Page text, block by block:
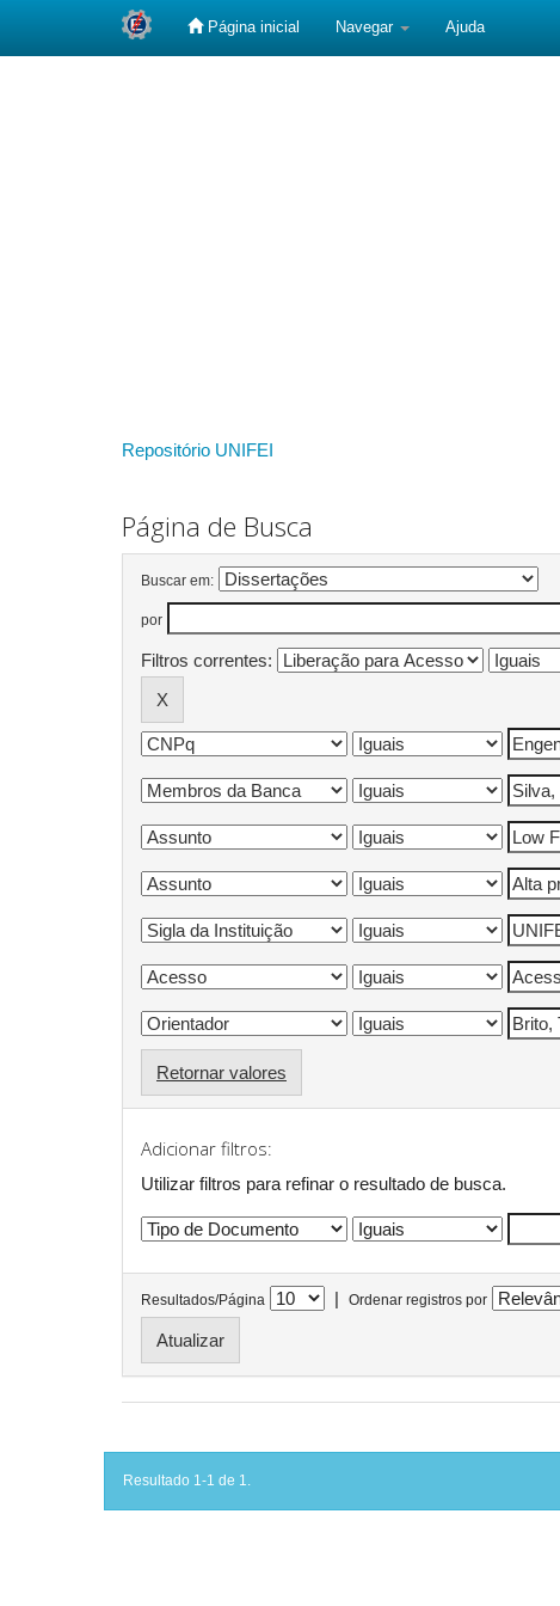
Página inicial Navegar Ajuda
Repositório UNIFEI
Página de Busca
Buscar em:
por
Filtros correntes:
Retornar valores
Adicionar filtros:
Utilizar filtros para refinar o resultado de busca.
Resultados/Página | Ordenar registros por
Resultado 1-1 de 1.